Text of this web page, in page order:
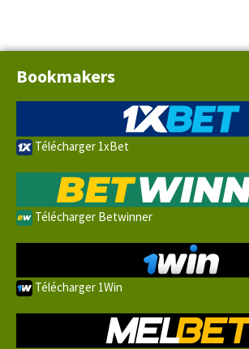
Bookmakers
Télécharger 1xBet
Télécharger Betwinner
Télécharger 1Win